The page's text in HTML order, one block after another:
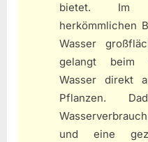
bietet. Im
herkömmlichen
Wasser
gelangt beim
Wasser direkt
Pflanzen.
und eine